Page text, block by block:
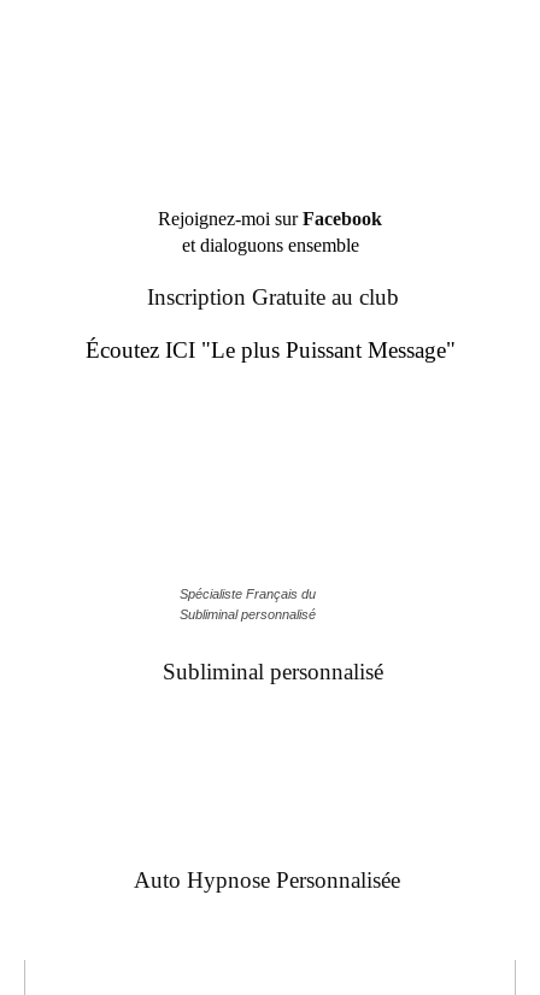
Rejoignez-moi surFacebook
et dialoguons ensemble
Inscription Gratuite au club
Écoutez ICI "Le plus Puissant Message"
Spécialiste Français du
Subliminal personnalisé
Subliminal personnalisé
Auto Hypnose Personnalisée